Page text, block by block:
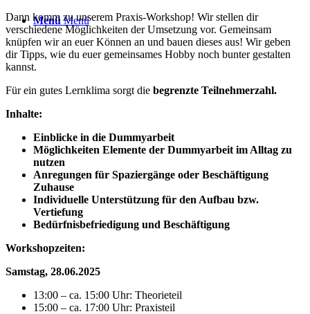
Menü Menü
Dann komm zu unserem Praxis-Workshop! Wir stellen dir
verschiedene Möglichkeiten der Umsetzung vor. Gemeinsam
knüpfen wir an euer Können an und bauen dieses aus! Wir geben
dir Tipps, wie du euer gemeinsames Hobby noch bunter gestalten
kannst.
Für ein gutes Lernklima sorgt die begrenzte Teilnehmerzahl.
Inhalte:
Einblicke in die Dummyarbeit
Möglichkeiten Elemente der Dummyarbeit im Alltag zu
nutzen
Anregungen für Spaziergänge oder Beschäftigung
Zuhause
Individuelle Unterstützung für den Aufbau bzw.
Vertiefung
Bedürfnisbefriedigung und Beschäftigung
Workshopzeiten:
Samstag, 28.06.2025
13:00 – ca. 15:00 Uhr: Theorieteil
15:00 – ca. 17:00 Uhr: Praxisteil